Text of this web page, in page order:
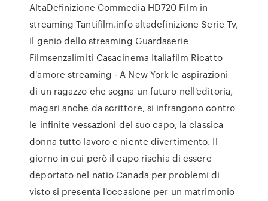
AltaDefinizione Commedia HD720 Film in
streaming Tantifilm.info altadefinizione Serie Tv,
Il genio dello streaming Guardaserie
Filmsenzalimiti Casacinema Italiafilm Ricatto
d'amore streaming - A New York le aspirazioni
di un ragazzo che sogna un futuro nell'editoria,
magari anche da scrittore, si infrangono contro
le infinite vessazioni del suo capo, la classica
donna tutto lavoro e niente divertimento. Il
giorno in cui però il capo rischia di essere
deportato nel natio Canada per problemi di
visto si presenta l'occasione per un matrimonio